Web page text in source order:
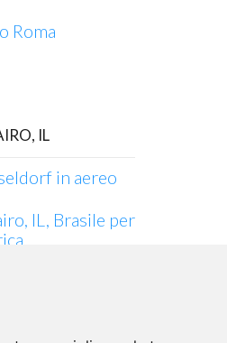
Roma
IL
in aereo
IL, Brasile per